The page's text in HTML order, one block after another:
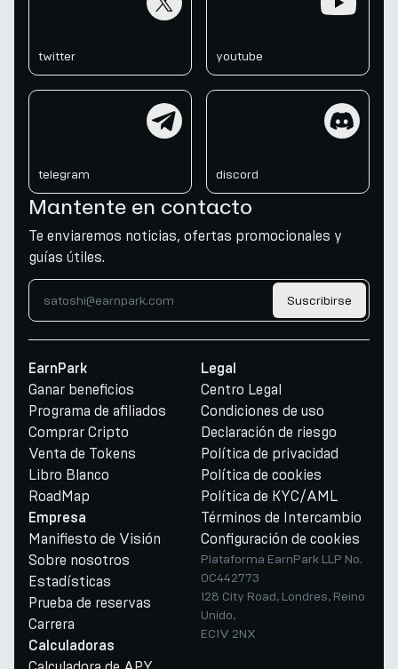
twitter youtube
telegram discord
Mantente en contacto
Te enviaremos noticias, ofertas promocionales y
guías útiles.
Suscribirse
EarnPark
Ganar beneficios
Programa de afiliados
Comprar Cripto
Venta de Tokens
Libro Blanco
RoadMap
Empresa
Manifiesto de Visión
Sobre nosotros
Estadísticas
Prueba de reservas
Carrera
Calculadoras
Legal
Centro Legal
Condiciones de uso
Declaración de riesgo
Política de privacidad
Política de cookies
Política de KYC/AML
Términos de Intercambio
Configuración de cookies
Plataforma EarnPark LLP No.
OC442773
128 City Road, Londres, Reino
Unido,
EC1V 2NX